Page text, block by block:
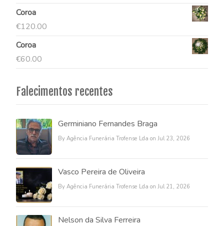
Coroa
€120.00
Coroa
€60.00
Falecimentos recentes
Germiniano Fernandes Braga
By Agência Funerária Trofense Lda on Jul 23, 2026
Vasco Pereira de Oliveira
By Agência Funerária Trofense Lda on Jul 21, 2026
Nelson da Silva Ferreira